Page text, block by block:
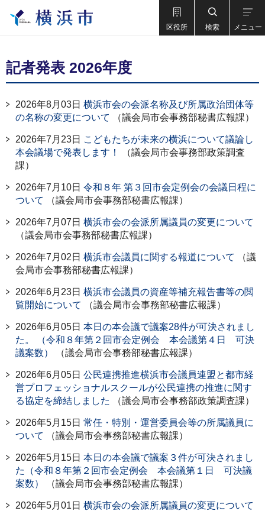
区役所 検索 メニュー
記者発表 2026年度
2026年8月03日 横浜市会の会派名称及び所属政治団体等
の名称の変更について
（議会局市会事務部秘書広報課）
2026年7月23日 こどもたちが未来の横浜について議論し
本会議場で発表します！
（議会局市会事務部政策調査
課）
2026年7月10日 令和８年 第３回市会定例会の会議日程に
ついて
（議会局市会事務部秘書広報課）
2026年7月07日 横浜市会の会派所属議員の変更について
（議会局市会事務部秘書広報課）
2026年7月02日 横浜市会議員に関する報道について
（議
会局市会事務部秘書広報課）
2026年6月23日 横浜市会議員の資産等補充報告書等の閲
覧開始について
（議会局市会事務部秘書広報課）
2026年6月05日 本日の本会議で議案28件が可決されまし
た。 （令和８年第２回市会定例会 本会議第４日 可決
議案数）
（議会局市会事務部秘書広報課）
2026年6月05日 公民連携推進横浜市会議員連盟と都市経
営プロフェッショナルスクールが公民連携の推進に関す
る協定を締結しました
（議会局市会事務部政策調査課）
2026年5月15日 常任・特別・運営委員会等の所属議員に
ついて
（議会局市会事務部秘書広報課）
2026年5月15日 本日の本会議で議案３件が可決されまし
た（令和８年第２回市会定例会 本会議第１日 可決議
案数）
（議会局市会事務部秘書広報課）
2026年5月01日 横浜市会の会派所属議員の変更について